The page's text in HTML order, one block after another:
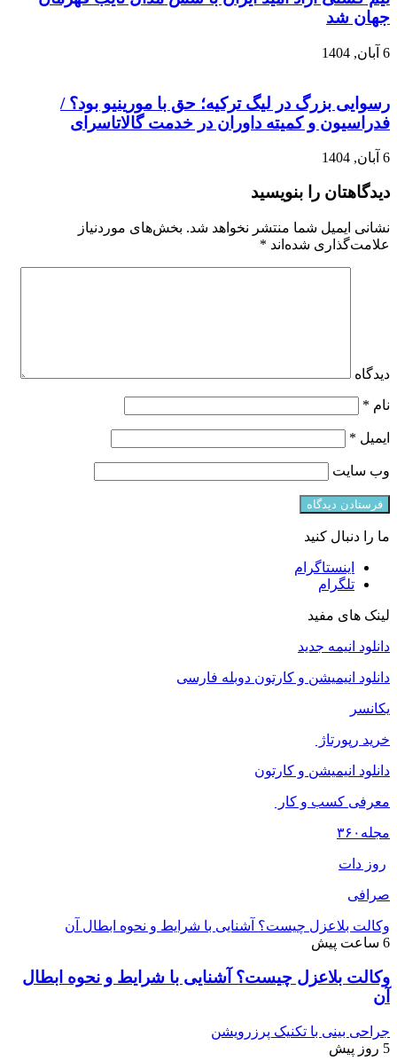
جهان شد
6 آبان, 1404
رسوایی بزرگ در لیگ ترکیه؛ حق با مورینیو بود؟ /
فدراسیون و کمیته داوران در خدمت گالاتاسرای
6 آبان, 1404
دیدگاهتان را بنویسید
نشانی ایمیل شما منتشر نخواهد شد. بخش‌های موردنیاز
علامت‌گذاری شده‌اند *
دیدگاه
نام *
ایمیل *
وب‌ سایت
ما را دنبال کنید
اینستاگرام
تلگرام
لینک های مفید
دانلود انیمه جدید
دانلود انیمیشن و کارتون دوبله فارسی
یکانسر
خرید رپورتاژ
دانلود انیمیشن و کارتون
معرفی کسب و کار
مجله ۳۶۰
روز دات
صرافی
وکالت بلاعزل چیست؟ آشنایی با شرایط و نحوه ابطال آن
6 ساعت پیش
وکالت بلاعزل چیست؟ آشنایی با شرایط و نحوه ابطال
آن
جراحی بینی با تکنیک پرزرویشن
5 روز پیش